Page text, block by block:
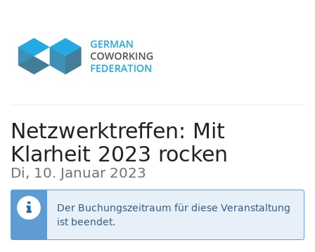
Inhalt
springen
Netzwerktreffen: Mit
Klarheit 2023 rocken
Di, 10. Januar 2023
Der Buchungszeitraum für diese Veranstaltung
ist beendet.